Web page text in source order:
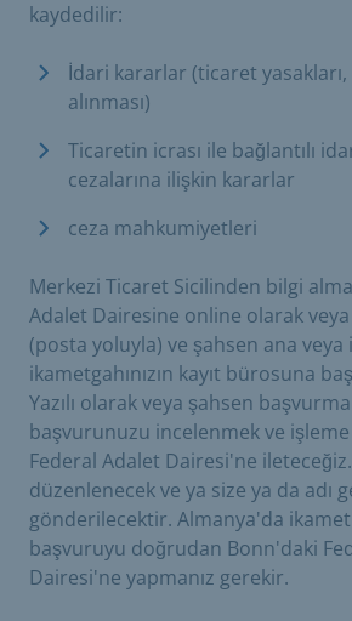
kaydedilir:
İdari kararlar (ticaret
alınması)
Ticaretin icrası ile bağlantılı
cezalarına ilişkin kararlar
ceza mahkumiyetleri
Merkezi Ticaret Sicilinden bilgi
Adalet Dairesine online olarak veya
(posta yoluyla) ve şahsen ana veya
ikametgahınızın kayıt bürosuna
Yazılı olarak veya şahsen
başvurunuzu incelenmek ve işleme
Federal Adalet Dairesi'ne
düzenlenecek ve ya size ya da adı
gönderilecektir. Almanya'da
başvuruyu doğrudan Bonn'daki
Dairesi'ne yapmanız gerekir.